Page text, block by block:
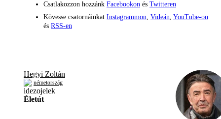
Csatlakozzon hozzánk Facebookon és Twitteren
Kövesse csatornáinkat Instagrammon, Videán, YouTube-on
és RSS-en
Hegyi Zoltán
németország
Életút